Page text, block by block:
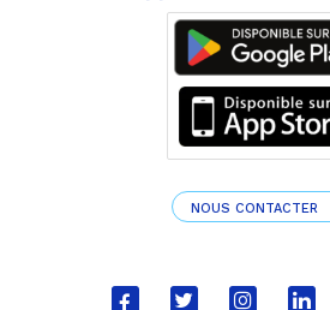
NOUS CONTACTER